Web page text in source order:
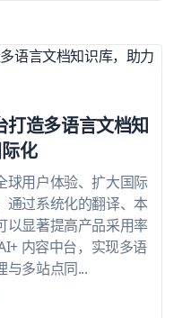
造多语言文档知
化
球用户体验、扩大国际
通过系统化的翻译、本
以显著提高产品采用率
内容中台，实现多语
与多站点同...